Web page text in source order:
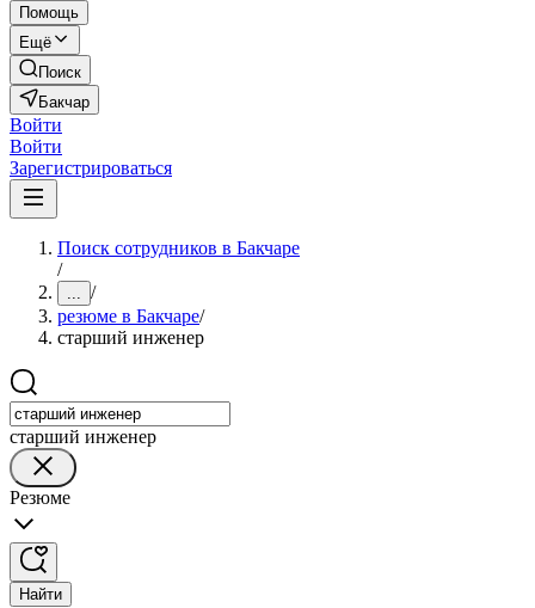
Помощь
Ещё
Поиск
Бакчар
Войти
Войти
Зарегистрироваться
Поиск сотрудников в Бакчаре
/
... /
резюме в Бакчаре/
старший инженер
старший инженер
Резюме
Найти